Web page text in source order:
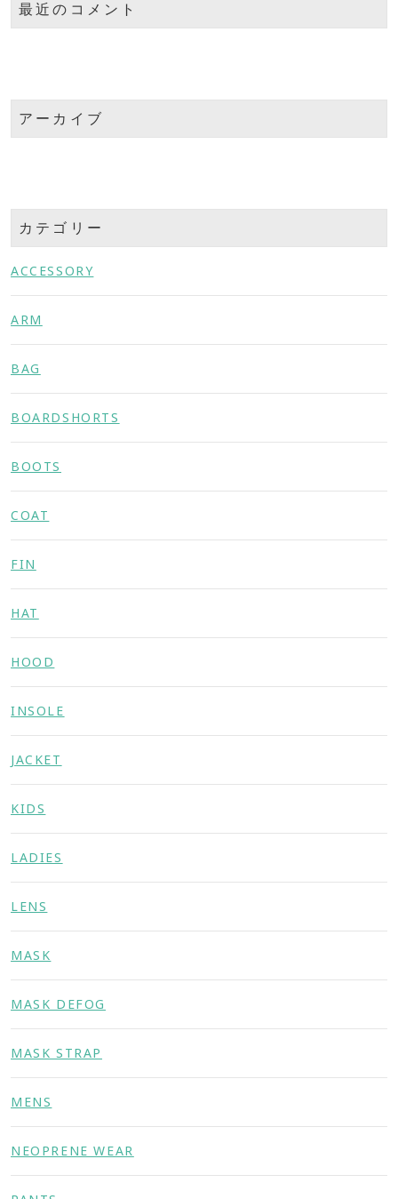
最近のコメント
アーカイブ
カテゴリー
ACCESSORY
ARM
BAG
BOARDSHORTS
BOOTS
COAT
FIN
HAT
HOOD
INSOLE
JACKET
KIDS
LADIES
LENS
MASK
MASK DEFOG
MASK STRAP
MENS
NEOPRENE WEAR